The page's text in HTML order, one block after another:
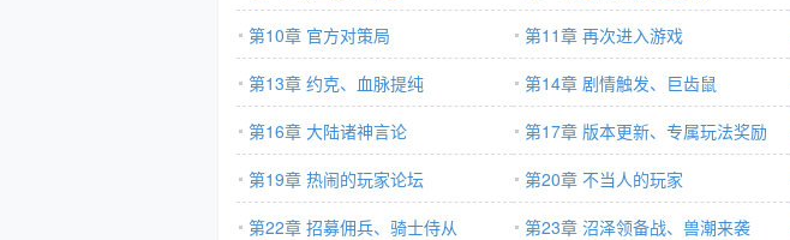
第10章 官方对策局
第11章 再次进入游戏
第13章 约克、血脉提纯
第14章 剧情触发、巨齿鼠
第16章 大陆诸神言论
第17章 版本更新、专属玩法奖励
第19章 热闹的玩家论坛
第20章 不当人的玩家
第22章 招募佣兵、骑士侍从
第23章 沼泽领备战、兽潮来袭